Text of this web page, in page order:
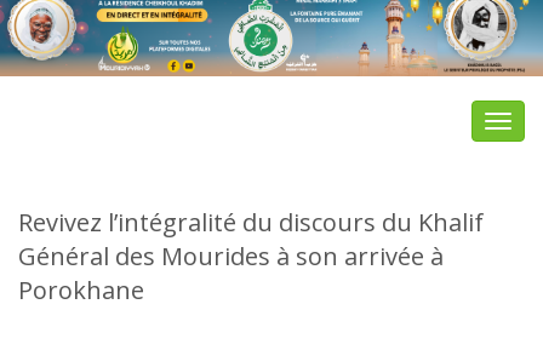
Toggle
Revivez l’intégralité du discours du Khalif
Général des Mourides à son arrivée à
Porokhane